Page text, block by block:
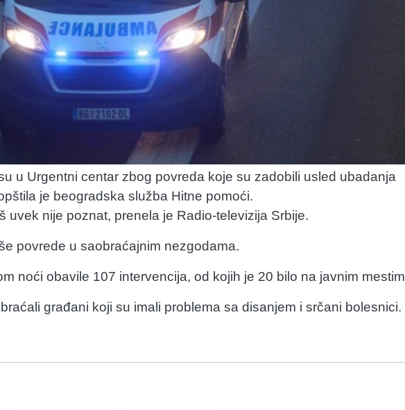
u Urgentni centar zbog povreda koje su zadobili usled ubadanja
je beogradska služba Hitne pomoći.
uvek nije poznat, prenela je Radio-televizija Srbije.
povrede u saobraćajnim nezgodama.
noći obavile 107 intervencija, od kojih je 20 bilo na javnim
građani koji su imali problema sa disanjem i srčani bolesnici.